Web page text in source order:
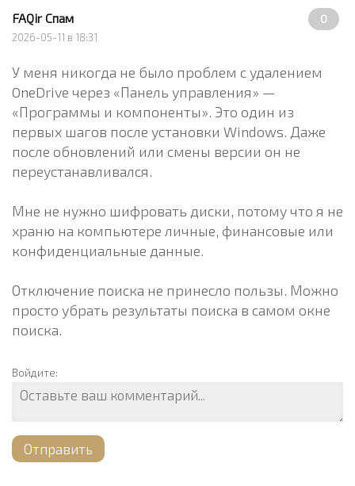
FAQir Спам
2026-05-11 в 18:31
0
У меня никогда не было проблем с удалением
OneDrive через «Панель управления» —
«Программы и компоненты». Это один из
первых шагов после установки Windows. Даже
после обновлений или смены версии он не
переустанавливался.
Мне не нужно шифровать диски, потому что я не
храню на компьютере личные, финансовые или
конфиденциальные данные.
Отключение поиска не принесло пользы. Можно
просто убрать результаты поиска в самом окне
поиска.
Войдите:
Отправить